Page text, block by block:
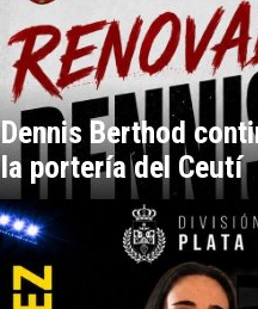
Dennis Berthod
la portería del Ceutí